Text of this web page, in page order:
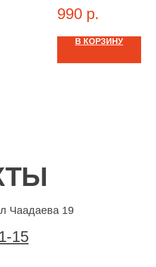
990 р.
В КОРЗИНУ
Чаадаева 19
15